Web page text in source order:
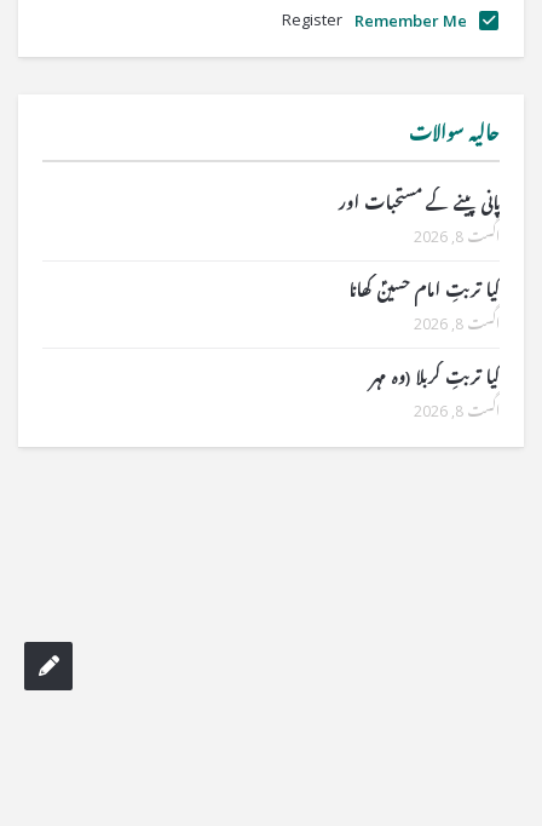
Remember Me
Register
حالیہ سوالات
پانی پینے کے مستحبات اور
اگست 8, 2026
کیا تربتِ امام حسینؑ کھانا
اگست 8, 2026
کیا تربتِ کربلا (وہ مہر
اگست 8, 2026